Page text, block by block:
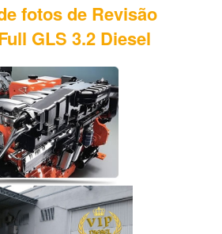
fotos de Revisão
GLS 3.2 Diesel